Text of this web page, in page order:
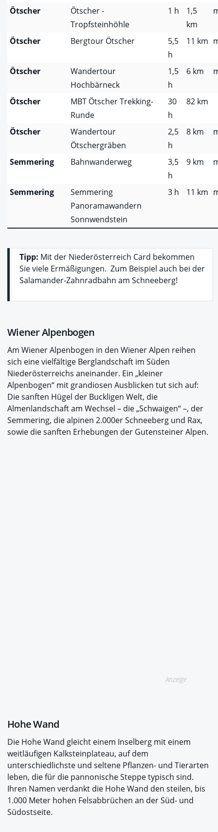
Ötscher
Ötscher -
Tropfsteinhöhle
1 h
1,5
km
Ötscher Bergtour Ötscher
5,5
h
11 km
Ötscher
Wandertour
Hochbärneck
1,5
h
6 km
Ötscher
MBT Ötscher Trekking-
Runde
30
h
82 km
Ötscher
Wandertour
Ötschergräben
2,5
h
8 km
Semmering Bahnwanderweg
3,5
h
9 km
Semmering
Semmering
Panoramawandern
Sonnwendstein
3 h 11 km
Tipp: Mit der Niederösterreich Card bekommen
Sie viele Ermäßigungen. Zum Beispiel auch bei der
Salamander-Zahnradbahn am Schneeberg!
Wiener Alpenbogen
Am Wiener Alpenbogen in den Wiener Alpen reihen
sich eine vielfältige Berglandschaft im Süden
Niederösterreichs aneinander. Ein „kleiner
Alpenbogen“ mit grandiosen Ausblicken tut sich auf:
Die sanften Hügel der Buckligen Welt, die
Almenlandschaft am Wechsel – die „Schwaigen“ –, der
Semmering, die alpinen 2.000er Schneeberg und Rax,
sowie die sanften Erhebungen der Gutensteiner Alpen.
Anzeige
Hohe Wand
Die Hohe Wand gleicht einem Inselberg mit einem
weitläufigen Kalksteinplateau, auf dem
unterschiedlichste und seltene Pflanzen- und Tierarten
leben, die für die pannonische Steppe typisch sind.
Ihren Namen verdankt die Hohe Wand den steilen, bis
1.000 Meter hohen Felsabbrüchen an der Süd- und
Südostseite.